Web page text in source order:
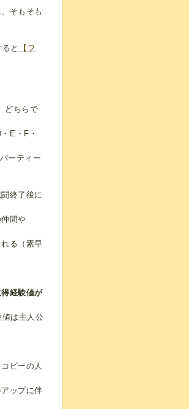
そもそも
と
【フ
どちらで
E・F・
ーティー
終了後に
間や
る（素早
経験値が
は主人公
ピーの人
ップに伴